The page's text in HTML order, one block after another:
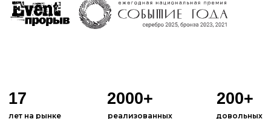
реализованных
лет на рынке
довольных
2000+ 200+
17